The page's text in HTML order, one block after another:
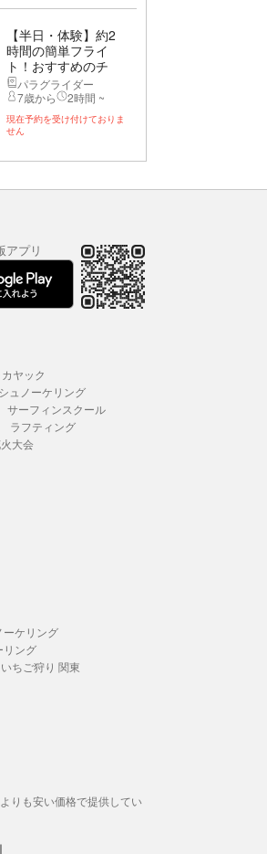
【半日・体験】約2
時間の簡単フライ
ト！おすすめのチ
ャ...パラグライダー
7歳から
2時間 ~
現在予約を受け付けておりま
せん
アプリ
ヤック
シュノーケリング
サーフィンスクール
ラフティング
大会
ーケリング
リング
いちご狩り 関東
りも安い価格で提供してい